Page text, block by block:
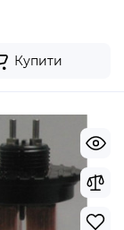
Купити